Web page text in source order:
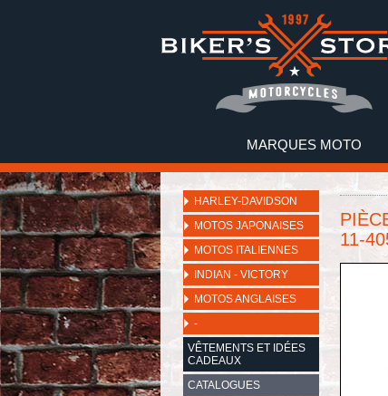
MARQUES MOTO
HARLEY-DAVIDSON
MOTOS JAPONAISES
MOTOS ITALIENNES
INDIAN - VICTORY
MOTOS ANGLAISES
-
VÊTEMENTS ET IDÉES
CADEAUX
CATALOGUES
11-